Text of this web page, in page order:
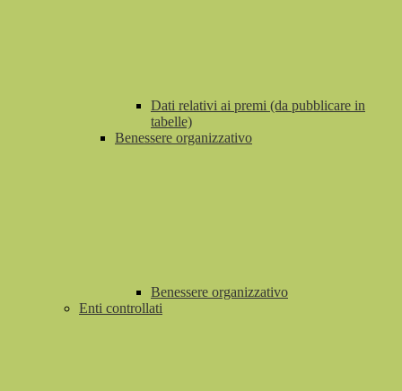
Dati relativi ai premi (da pubblicare in
tabelle)
Benessere organizzativo
Benessere organizzativo
Enti controllati